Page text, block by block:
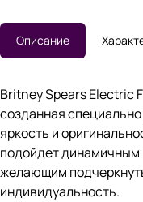
Описание
Britney Spears Electric
созданная
яркость и
подойдет динамичным
желающим
индивидуальность.